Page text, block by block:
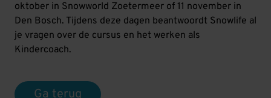
oktober in Snowworld Zoetermeer of 11 november in
Den Bosch. Tijdens deze dagen beantwoordt Snowlife al
je vragen over de cursus en het werken als
Kindercoach.
Ga terug